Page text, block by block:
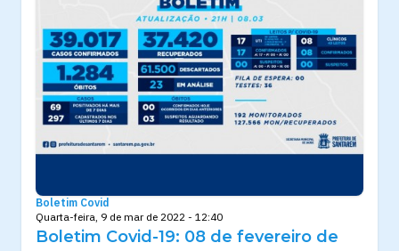
Boletim Covid
Quarta-feira, 9 de mar de 2022 - 12:40
Boletim Covid-19: 08 de fevereiro de